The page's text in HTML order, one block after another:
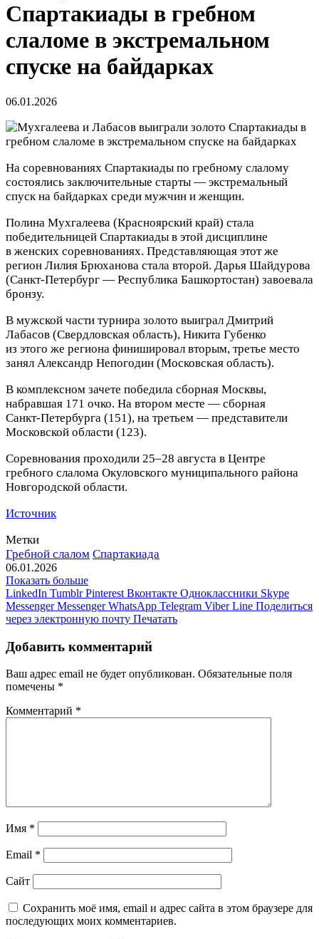
Спартакиады в гребном
слаломе в экстремальном
спуске на байдарках
06.01.2026
На соревнованиях Спартакиады по гребному слалому
состоялись заключительные старты — экстремальный
спуск на байдарках среди мужчин и женщин.
Полина Мухгалеева (Красноярский край) стала
победительницей Спартакиады в этой дисциплине
в женских соревнованиях. Представляющая этот же
регион Лилия Брюханова стала второй. Дарья Шайдурова
(Санкт‑Петербург — Республика Башкортостан) завоевала
бронзу.
В мужской части турнира золото выиграл Дмитрий
Лабасов (Свердловская область), Никита Губенко
из этого же региона финишировал вторым, третье место
занял Александр Непогодин (Московская область).
В комплексном зачете победила сборная Москвы,
набравшая 171 очко. На втором месте — сборная
Санкт‑Петербурга (151), на третьем — представители
Московской области (123).
Соревнования проходили 25–28 августа в Центре
гребного слалома Окуловского муниципального района
Новгородской области.
Источник
Метки
Гребной слалом Спартакиада
06.01.2026
Показать больше
LinkedIn Tumblr Pinterest Вконтакте Одноклассники Skype
Messenger Messenger WhatsApp Telegram Viber Line Поделиться
через электронную почту Печатать
Добавить комментарий
Ваш адрес email не будет опубликован. Обязательные поля
помечены *
Комментарий *
Имя *
Email *
Сайт
Сохранить моё имя, email и адрес сайта в этом браузере для
последующих моих комментариев.